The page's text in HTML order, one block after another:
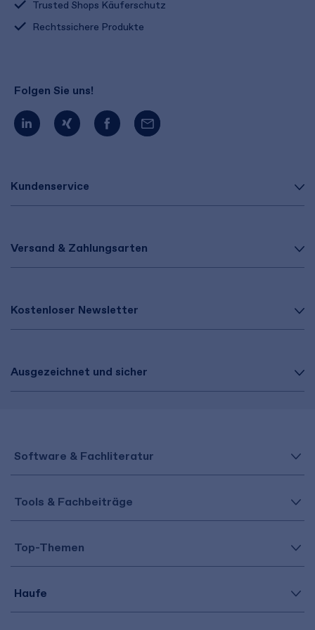
Kundenservice
Versand & Zahlungsarten
Kostenloser Newsletter
Ausgezeichnet und sicher
Trusted Shops Käuferschutz
Rechtssichere Produkte
Folgen Sie uns!
Software & Fachliteratur
Tools & Fachbeiträge
Top-Themen
Haufe